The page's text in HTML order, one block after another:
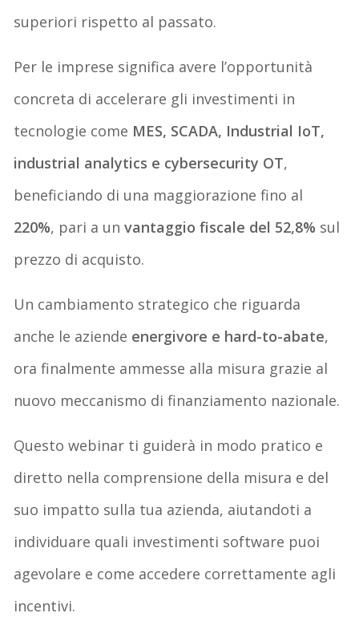
superiori rispetto al passato.
Per le imprese significa avere l’opportunità
concreta di accelerare gli investimenti in
tecnologie come MES, SCADA, Industrial IoT,
industrial analytics e cybersecurity OT,
beneficiando di una maggiorazione fino al
220%, pari a unvantaggio fiscale del 52,8% sul
prezzo di acquisto.
Un cambiamento strategico che riguarda
anche le aziende energivore e hard-to-abate,
ora finalmente ammesse alla misura grazie al
nuovo meccanismo di finanziamento nazionale.
Questo webinar ti guiderà in modo pratico e
diretto nella comprensione della misura e del
suo impatto sulla tua azienda, aiutandoti a
individuare quali investimenti software puoi
agevolare e come accedere correttamente agli
incentivi.